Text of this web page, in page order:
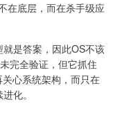
在底层，而在杀手级应
是答案，因此OS不该
完全验证，但它抓住
心系统架构，而只在
化。